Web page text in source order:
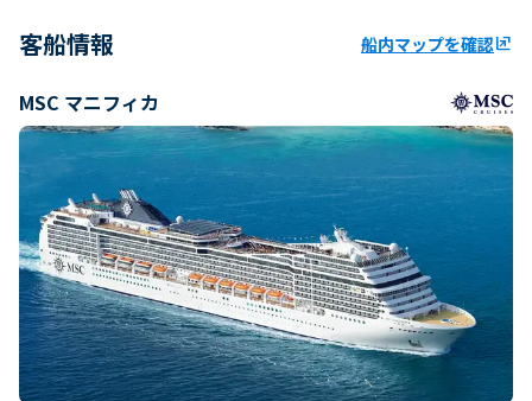
客船情報 船内マップを確認ungroup
MSC マニフィカ